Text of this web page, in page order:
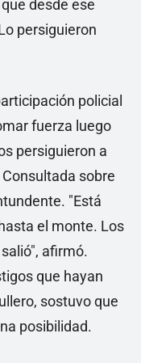
desde ese
persiguieron
policial
fuerza luego
persiguieron a
sobre
"Está
el monte. Los
afirmó.
que hayan
sostuvo que
posibilidad.